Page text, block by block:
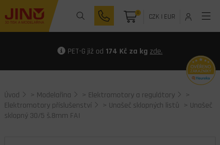
0 CZK| EUR
PET-G již od 174 Kč za kg zde.
Úvod > Modelařina > Elektromotory a regulátory
>
Elektromotory příslušenství
> Unašeč sklopných listů > Unašeč
sklopný 30/5 š.8mm FAI